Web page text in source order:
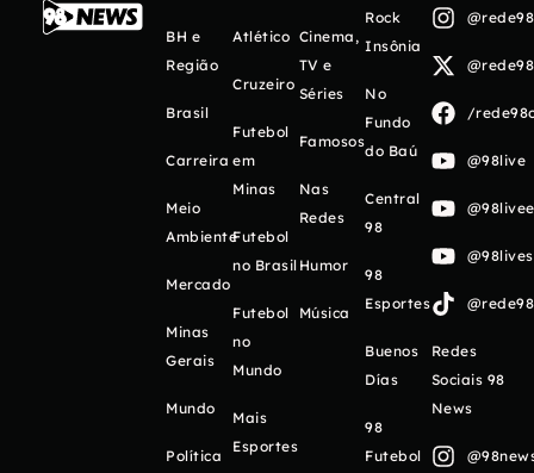
BH e
Região
Brasil
Carreira
Meio
Ambiente
Mercado
Minas
Gerais
Mundo
Política
Atlético
Cruzeiro
Futebol
em
Minas
Futebol
no Brasil
Futebol
no
Mundo
Mais
Esportes
Cinema,
TV e
Séries
Famosos
Nas
Redes
Humor
Música
Rock
Insônia
No
Fundo
do Baú
Central
98
98
Esportes
Buenos
Días
98
Futebol
/
@98live
Redes
Sociais 98
News